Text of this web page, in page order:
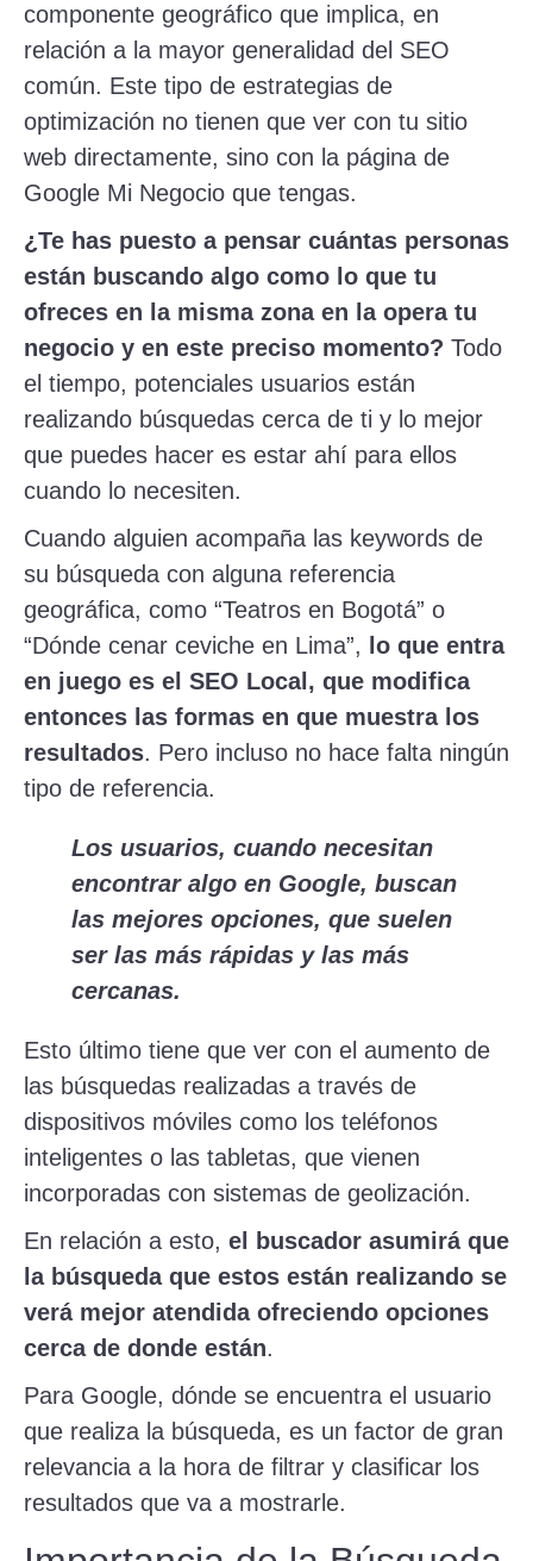
componente geográfico que implica, en
relación a la mayor generalidad del SEO
común. Este tipo de estrategias de
optimización no tienen que ver con tu sitio
web directamente, sino con la página de
Google Mi Negocio que tengas.
¿Te has puesto a pensar cuántas personas
están buscando algo como lo que tu
ofreces en la misma zona en la opera tu
negocio y en este preciso momento? Todo
el tiempo, potenciales usuarios están
realizando búsquedas cerca de ti y lo mejor
que puedes hacer es estar ahí para ellos
cuando lo necesiten.
Cuando alguien acompaña las keywords de
su búsqueda con alguna referencia
geográfica, como “Teatros en Bogotá” o
“Dónde cenar ceviche en Lima”,
lo que entra
en juego es el SEO Local, que modifica
entonces las formas en que muestra los
resultados. Pero incluso no hace falta ningún
tipo de referencia.
Los usuarios, cuando necesitan
encontrar algo en Google, buscan
las mejores opciones, que suelen
ser las más rápidas y las más
cercanas.
Esto último tiene que ver con el aumento de
las búsquedas realizadas a través de
dispositivos móviles como los teléfonos
inteligentes o las tabletas, que vienen
incorporadas con sistemas de geolización.
En relación a esto, e l buscador asumirá que
la búsqueda que estos están realizando se
verá mejor atendida ofreciendo opciones
cerca de donde están.
Para Google, dónde se encuentra el usuario
que realiza la búsqueda, es un factor de gran
relevancia a la hora de filtrar y clasificar los
resultados que va a mostrarle.